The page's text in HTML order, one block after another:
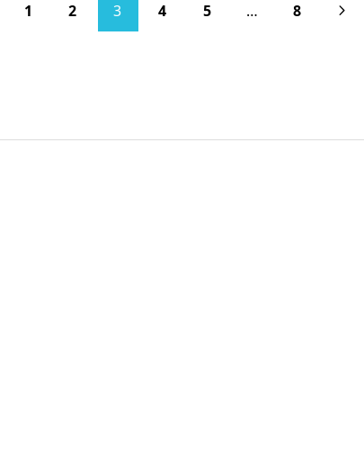
1 2 3 4 5 … 8 